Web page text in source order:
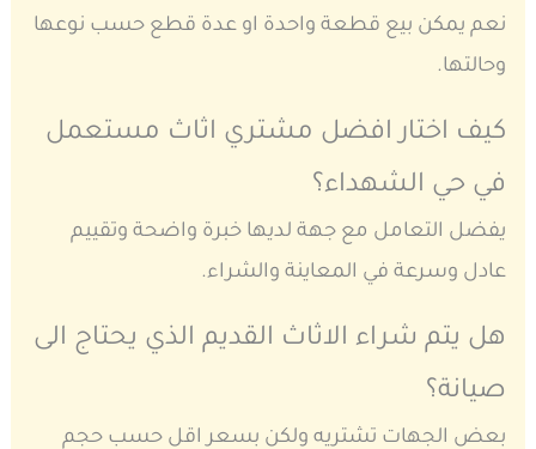
نعم يمكن بيع قطعة واحدة او عدة قطع حسب نوعها
وحالتها.
كيف اختار افضل مشتري اثاث مستعمل
في حي الشهداء؟
يفضل التعامل مع جهة لديها خبرة واضحة وتقييم
عادل وسرعة في المعاينة والشراء.
هل يتم شراء الاثاث القديم الذي يحتاج الى
صيانة؟
بعض الجهات تشتريه ولكن بسعر اقل حسب حجم